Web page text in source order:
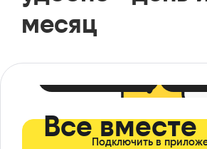
месяц
Все вместе
Подключить в